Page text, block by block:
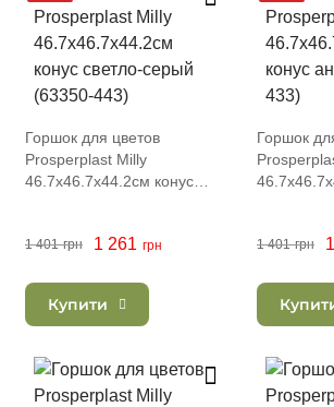
Горшок для цветов
Prosperplast Milly
46.7х46.7х44.2см конус
1 401 грн 1 261 грн
Купити
Горшок
1 401 грн